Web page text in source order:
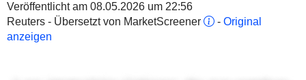
Veröffentlicht am 08.05.2026 um 22:56
Reuters - Übersetzt von MarketScreener
- Original
anzeigen